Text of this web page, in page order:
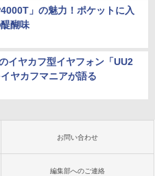
」の魅力！ポケットに入
醐味
イヤカフ型イヤフォン「UU2
ヤカフマニアが語る
お問い合わせ
編集部へのご連絡